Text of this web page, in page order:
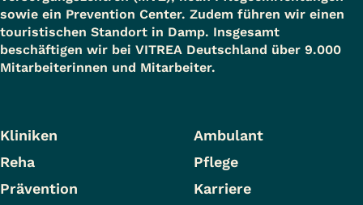
sowie ein Prevention Center. Zudem führen wir einen
touristischen Standort in Damp. Insgesamt
beschäftigen wir bei VITREA Deutschland über 9.000
Mitarbeiterinnen und Mitarbeiter.
Kliniken
Ambulant
Reha
Pflege
Prävention
Karriere